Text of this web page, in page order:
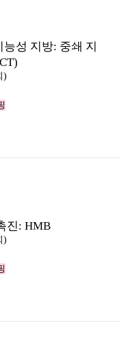
성 지방: 중쇄 지
)
진: HMB
)